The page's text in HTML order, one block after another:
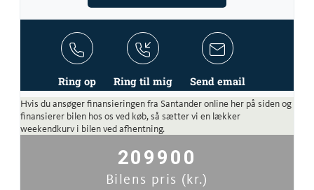
Ring op Ring til mig Send email
Hvis du ansøger finansieringen fra Santander online her på siden og
finansierer bilen hos os ved køb, så sætter vi en lækker
weekendkurv i bilen ved afhentning.
209900
Bilens pris (kr.)